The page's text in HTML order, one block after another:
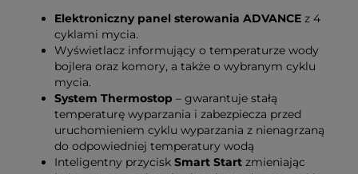
Elektroniczny panel sterowania ADVANCE z 4
cyklami mycia.
Wyświetlacz informujący o temperaturze wody
bojlera oraz komory, a także o wybranym cyklu
mycia.
System Thermostop – gwarantuje stałą
temperaturę wyparzania i zabezpiecza przed
uruchomieniem cyklu wyparzania z nienagrzaną
do odpowiedniej temperatury wodą
Inteligentny przycisk Smart Start zmieniając